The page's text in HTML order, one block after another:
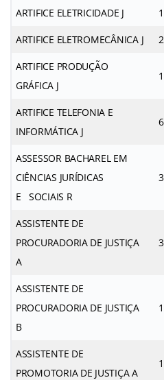
ARTIFICE ELETRICIDADE J 1
ARTIFICE ELETROMECÂNICA J 2
ARTIFICE PRODUÇÃO
GRÁFICA J
1
ARTIFICE TELEFONIA E
INFORMÁTICA J
6
ASSESSOR BACHAREL EM
CIÊNCIAS JURÍDICAS
E SOCIAIS R
3
ASSISTENTE DE
PROCURADORIA DE JUSTIÇA
A
ASSISTENTE DE
PROCURADORIA DE JUSTIÇA
B
ASSISTENTE DE
PROMOTORIA DE JUSTIÇA A